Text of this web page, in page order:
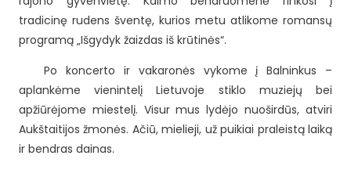
tradicinę rudens šventę, kurios metu atlikome romansų
programą „Išgydyk žaizdas iš krūtinės“.
Po koncerto ir vakaronės vykome į Balninkus –
aplankėme vienintelį Lietuvoje stiklo muziejų bei
apžiūrėjome miestelį. Visur mus lydėjo nuoširdūs, atviri
Aukštaitijos žmonės. Ačiū, mielieji, už puikiai praleistą laiką
ir bendras dainas.